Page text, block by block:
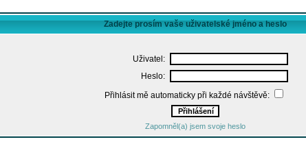
Zadejte prosím vaše uživatelské jméno a heslo
Uživatel:
Heslo:
Přihlásit mě automaticky při každé návštěvě:
Zapomněl(a) jsem svoje heslo